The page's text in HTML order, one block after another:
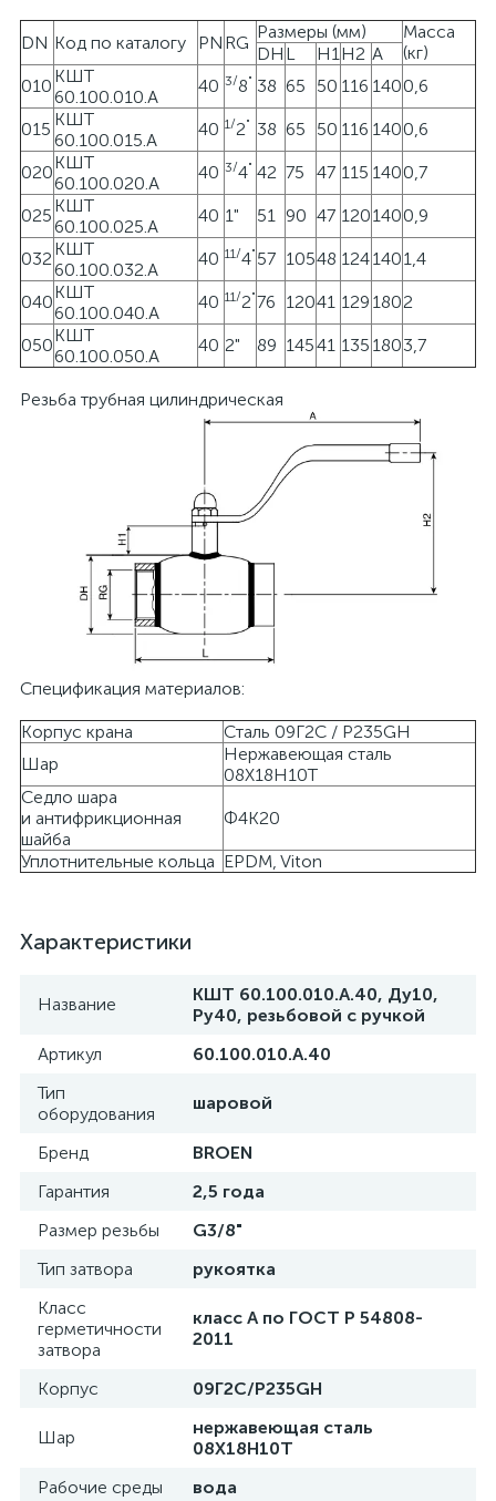
DN Код по каталогу PN RG
Размеры (мм)
Масса
(кг)
DH L H1Н2 А
010 КШТ
60.100.010.А
40 3/8" 38 65 50 116 1400,6
015 КШТ
60.100.015.А
40 1/2" 38 65 50 116 1400,6
020КШТ
60.100.020.А
40 3/4" 42 75 47 115 1400,7
025 КШТ
60.100.025.А
40 1" 51 90 47 1201400,9
032КШТ
60.100.032.А
40 11/4" 57 10548 1241401,4
040КШТ
60.100.040.А
40 11/2"76 12041 129 1802
050КШТ
60.100.050.А
40 2" 89 14541 135 1803,7
Резьба трубная цилиндрическая
Спецификация материалов:
Корпус крана
Сталь 09Г2С / P235GH
Шар
Нержавеющая сталь
08Х18Н10Т
Седло шара
и антифрикционная
шайба
Ф4К20
Уплотнительные кольца EPDM, Viton
Характеристики
Название
КШТ 60.100.010.А.40, Ду10,
Ру40, резьбовой с ручкой
Артикул
60.100.010.А.40
Тип
оборудования
шаровой
Бренд
BROEN
Гарантия
2,5 года
Размер резьбы
G3/8"
Тип затвора
рукоятка
Класс
герметичности
затвора
класс А по ГОСТ P 54808-
2011
Корпус 09Г2С/P235GH
Шар
нержавеющая сталь
08Х18Н10Т
Рабочие среды
вода